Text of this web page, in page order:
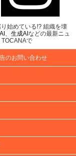
始めている!? 組織を壊
AI 生成AIなどの最新ニュ
で
のお問い合わせ